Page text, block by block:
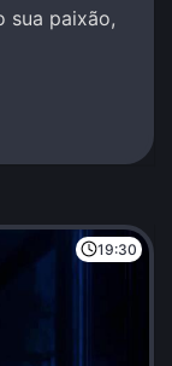
sua paixão,
19:30